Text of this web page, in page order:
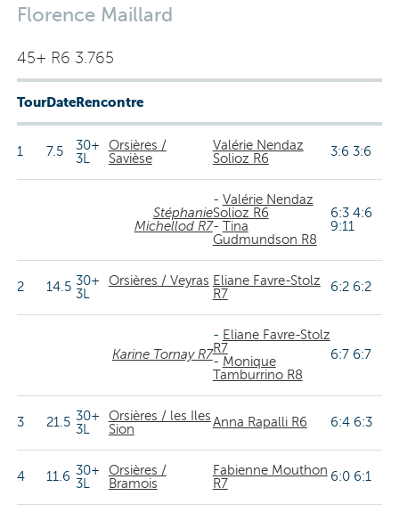
Florence Maillard
45+ R6 3.765
TourDateRencontre
1 7.5
30+
3L
Orsières /
Savièse
Valérie Nendaz
Solioz R6
3:6 3:6
Stéphanie
Michellod R7
- Valérie Nendaz
Solioz R6
- Tina
Gudmundson R8
6:3 4:6
9:11
2 14.5 30+
3L
Orsières / Veyras Eliane Favre-Stolz
R7
6:2 6:2
Karine Tornay R7
- Eliane Favre-Stolz
R7
- Monique
Tamburrino R8
6:7 6:7
3 21.5 30+
3L
Orsières / les Iles
Sion
Anna Rapalli R6 6:4 6:3
4 11.6 30+
3L
Orsières /
Bramois
Fabienne Mouthon
R7
6:0 6:1